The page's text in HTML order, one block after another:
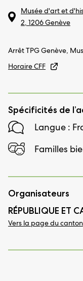
Musée d'art et
2, 1206 Genève
Arrêt TPG Genève,
Horaire CFF
Spécificités de
Langue :
Familles
Organisateurs
RÉPUBLIQUE ET
Vers la page du canton